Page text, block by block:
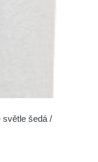
světle šedá /